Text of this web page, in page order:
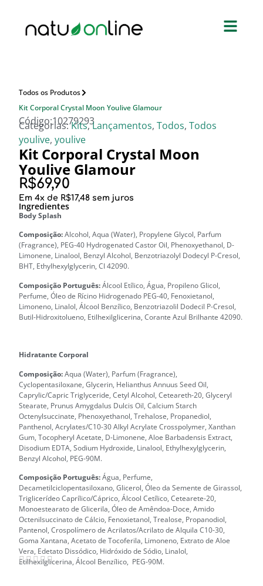
Todos os Produtos
Kit Corporal Crystal Moon Youlive Glamour
Código:10279293
Categorias:Kits,Lançamentos,Todos,Todos
youlive,youlive
Kit Corporal Crystal Moon
Youlive Glamour
R$69,90
Em4x de R$17,48 sem juros
Ingredientes
Body Splash
Composição:Alcohol, Aqua (Water), Propylene Glycol, Parfum
(Fragrance), PEG-40 Hydrogenated Castor Oil, Phenoxyethanol, D-
Limonene, Linalool, Benzyl Alcohol, Benzotriazolyl Dodecyl P-Cresol,
BHT, Ethylhexylglycerin, CI 42090.
Composição Português:Álcool Etílico, Água, Propileno Glicol,
Perfume, Óleo de Rícino Hidrogenado PEG-40, Fenoxietanol,
Limoneno, Linalol, Álcool Benzílico, Benzotriazolil Dodecil P-Cresol,
Butil-Hidroxitolueno, Etilhexilglicerina, Corante Azul Brilhante 42090.
Hidratante Corporal
Composição:Aqua (Water), Parfum (Fragrance),
Cyclopentasiloxane, Glycerin, Helianthus Annuus Seed Oil,
Caprylic/Capric Triglyceride, Cetyl Alcohol, Ceteareth-20, Glyceryl
Stearate, Prunus Amygdalus Dulcis Oil, Calcium Starch
Octenylsuccinate, Phenoxyethanol, Trehalose, Propanediol,
Panthenol, Acrylates/C10-30 Alkyl Acrylate Crosspolymer, Xanthan
Gum, Tocopheryl Acetate, D-Limonene, Aloe Barbadensis Extract,
Disodium EDTA, Sodium Hydroxide, Linalool, Ethylhexylglycerin,
Benzyl Alcohol, PEG-90M.
Composição Português:Água, Perfume,
Decametilciclopentasiloxano, Glicerol, Óleo da Semente de Girassol,
Triglicerídeo Caprílico/Cáprico, Álcool Cetílico, Cetearete-20,
Monoestearato de Glicerila, Óleo de Amêndoa-Doce, Amido
Octenilsuccinato de Cálcio, Fenoxietanol, Trealose, Propanodiol,
Pantenol, Crospolímero de Acrilatos/Acrilato de Alquila C10-30,
Goma Xantana, Acetato de Tocoferila, Limoneno, Extrato de Aloe
Vera, Edetato Dissódico, Hidróxido de Sódio, Linalol,
Etilhexilglicerina, Álcool Benzílico, PEG-90M.